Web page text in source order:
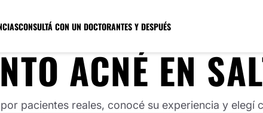
CONSULTÁ CON UN DOCTORANTES Y DESPUÉS
ACNÉEN
pacientes reales, conocé su experiencia y elegí